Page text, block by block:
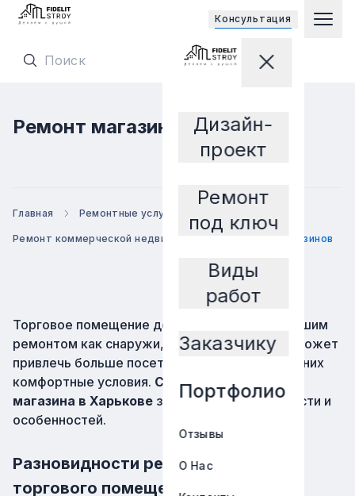
Перейти на главную страницу
Дизайн-
проект
Ремонт
под ключ
Виды
работ
Заказчику
Портфолио
Отзывы
О Нас
Заказчику
Консультация
Ремонт магазинов
Главная Ремонтные услуги
Ремонт коммерческой недвижимости Ремонт магазинов
Торговое помещение должно обладать хорошим
ремонтом как снаружи, так и внутри. Это поможет
привлечь больше посетителей и создать для них
комфортные условия. Стоимость ремонта
магазина в Харькове зависит от его сложности и
особенностей.
Разновидности ремонта
торгового помещения